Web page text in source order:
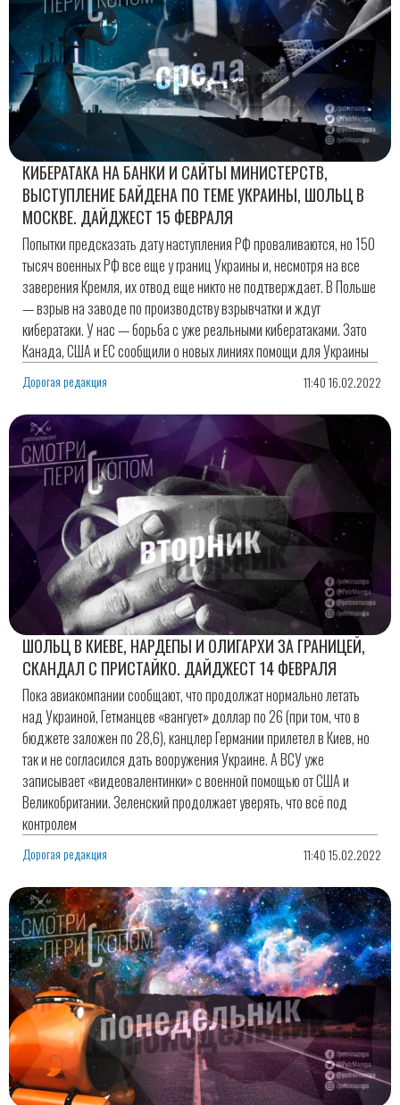
КИБЕРАТАКА НА БАНКИ И САЙТЫ МИНИСТЕРСТВ,
ВЫСТУПЛЕНИЕ БАЙДЕНА ПО ТЕМЕ УКРАИНЫ, ШОЛЬЦ В
МОСКВЕ. ДАЙДЖЕСТ 15 ФЕВРАЛЯ
Попытки предсказать дату наступления РФ проваливаются, но 150
тысяч военных РФ все еще у границ Украины и, несмотря на все
заверения Кремля, их отвод еще никто не подтверждает. В Польше
— взрыв на заводе по производству взрывчатки и ждут
кибератаки. У нас — борьба с уже реальными кибератаками. Зато
Канада, США и ЕС сообщили о новых линиях помощи для Украины
Дорогая редакция 11:40 16.02.2022
ШОЛЬЦ В КИЕВЕ, НАРДЕПЫ И ОЛИГАРХИ ЗА ГРАНИЦЕЙ,
СКАНДАЛ С ПРИСТАЙКО. ДАЙДЖЕСТ 14 ФЕВРАЛЯ
Пока авиакомпании сообщают, что продолжат нормально летать
над Украиной, Гетманцев «вангует» доллар по 26 (при том, что в
бюджете заложен по 28,6), канцлер Германии прилетел в Киев, но
так и не согласился дать вооружения Украине. А ВСУ уже
записывает «видеовалентинки» с военной помощью от США и
Великобритании. Зеленский продолжает уверять, что всё под
контролем
Дорогая редакция 11:40 15.02.2022